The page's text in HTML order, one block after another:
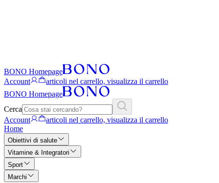
BONO Homepage
Account
articoli nel carrello, visualizza il carrello
BONO Homepage
Cerca
Account
articoli nel carrello, visualizza il carrello
Home
Obiettivi di salute
Vitamine & Integratori
Sport
Marchi